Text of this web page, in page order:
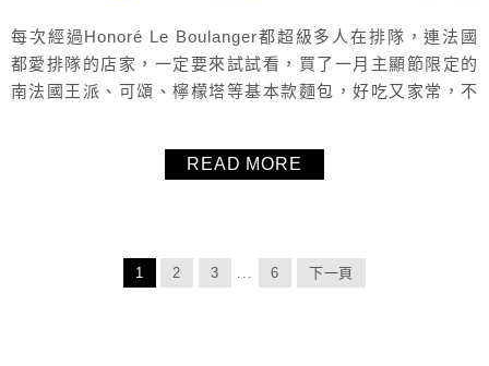
每次經過Honoré Le Boulanger都超級多人在排隊，連法國
都愛排隊的店家，一定要來試試看，買了一月主顯節限定的
南法國王派、可頌、檸檬塔等基本款麵包，好吃又家常，不
包店，會讓毛毛想回訪的boulangerie，法國Tours土爾/杜爾
READ MORE
1 2 3 6 下一頁